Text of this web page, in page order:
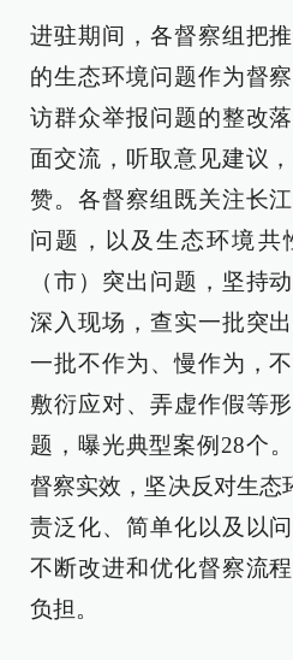
进驻期间，各督察组把
的生态环境问题作为督
访群众举报问题的整改
面交流，听取意见建议
赞。各督察组既关注长
问题，以及生态环境共
（市）突出问题，坚持
深入现场，查实一批突
一批不作为、慢作为，
敷衍应对、弄虚作假等
题，曝光典型案例28个
督察实效，坚决反对生态
责泛化、简单化以及以
不断改进和优化督察流
负担。